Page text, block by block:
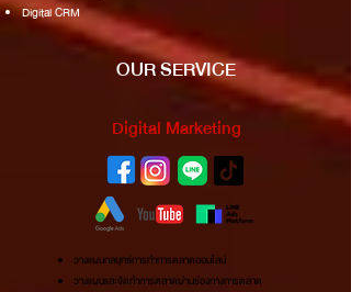
Digital CRM
OUR SERVICE
Digital Marketing
วางแผนกลยุทธการทำการตลาดออนไลน์
วางแผนและจัดทำการตลาดผานชองทางการตลาด